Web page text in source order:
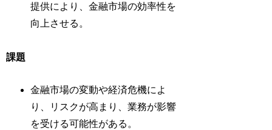
提供により、金融市場の効率性を
向上させる。
課題
金融市場の変動や経済危機によ
り、リスクが高まり、業務が影響
を受ける可能性がある。